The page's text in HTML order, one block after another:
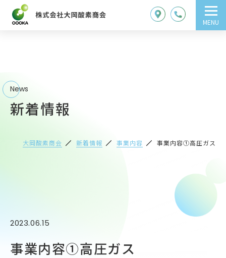
MENU
News
新着情報
大岡酸素商会 新着情報 事業内容 事業内容①高圧ガス
2023.06.15
事業内容①高圧ガス